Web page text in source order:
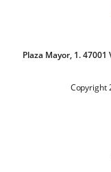
Plaza Mayor, 1.
Copyright